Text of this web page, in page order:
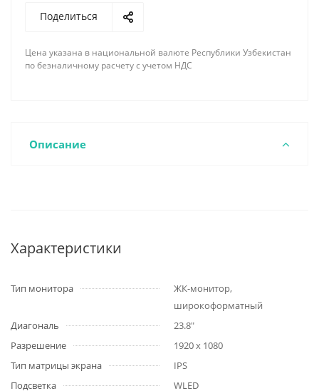
Поделиться
Цена указана в национальной валюте Республики Узбекистан
по безналичному расчету с учетом НДС
Описание
Характеристики
Тип монитора
ЖК-монитор,
широкоформатный
Диагональ
23.8"
Разрешение
1920 x 1080
Тип матрицы экрана
IPS
Подсветка
WLED